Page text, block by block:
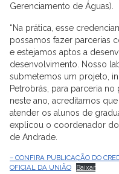
Gerenciamento de Águas).
“Na prática, esse
possamos fazer parcerias
e estejamos aptos a
desenvolvimento. Nosso
submetemos um projeto,
Petrobrás, para parceria
neste ano, acreditamos
atender os alunos de
explicou o coordenador
de Andrade.
– CONFIRA PUBLICAÇÃO DO
OFICIAL DA UNIÃO
Baixar